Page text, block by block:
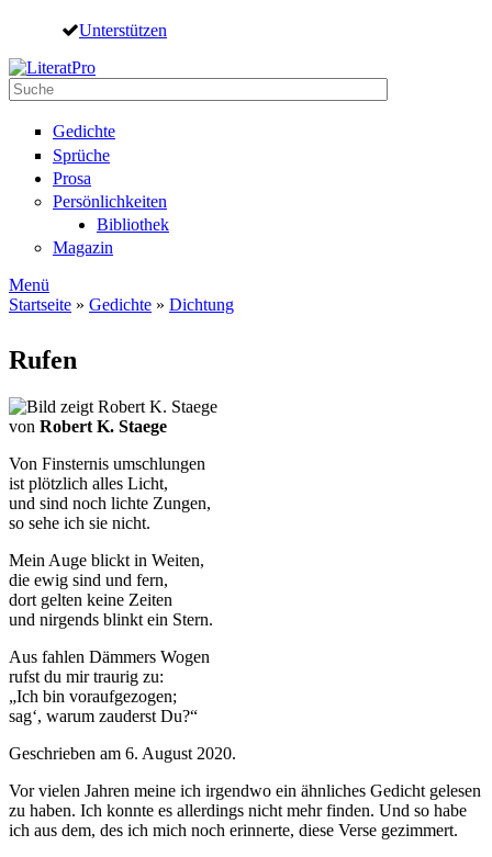
Direkt zum Inhalt
Unterstützen
Suche
Gedichte
Sprüche
Prosa
Persönlichkeiten
Bibliothek
Magazin
Menü
Startseite » Gedichte » Dichtung
Rufen
von Robert K. Staege
Von Finsternis umschlungen
ist plötzlich alles Licht,
und sind noch lichte Zungen,
so sehe ich sie nicht.
Mein Auge blickt in Weiten,
die ewig sind und fern,
dort gelten keine Zeiten
und nirgends blinkt ein Stern.
Aus fahlen Dämmers Wogen
rufst du mir traurig zu:
„Ich bin voraufgezogen;
sag‘, warum zauderst Du?“
Geschrieben am 6. August 2020.
Vor vielen Jahren meine ich irgendwo ein ähnliches Gedicht gelesen
zu haben. Ich konnte es allerdings nicht mehr finden. Und so habe
ich aus dem, des ich mich noch erinnerte, diese Verse gezimmert.